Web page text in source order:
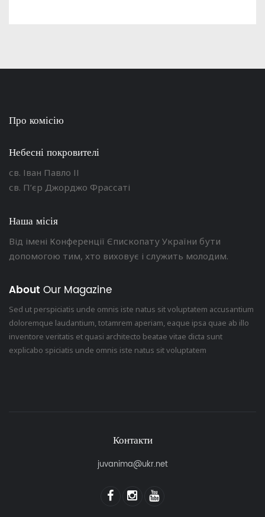
Про комісію
Небесні покровителі
св. Іван Павло ІІ
св. П’єр Джорджо Фрассаті
Наша місія
Від імені Конференції Єпископату України бути
допомогою тим, хто виховує і служить молодим.
About Our Magazine
Sed ut perspiciatis unde omnis iste natus sit voluptatem accusantium
doloremque laudantium, totamrem aperiam, eaque ipsa quae ab illo
inventore veritatis et quasi architecto beatae vitae dicta sunt
explicabo spiciatis unde omnis iste natus sit voluptatem
Контакти
juvanima@ukr.net